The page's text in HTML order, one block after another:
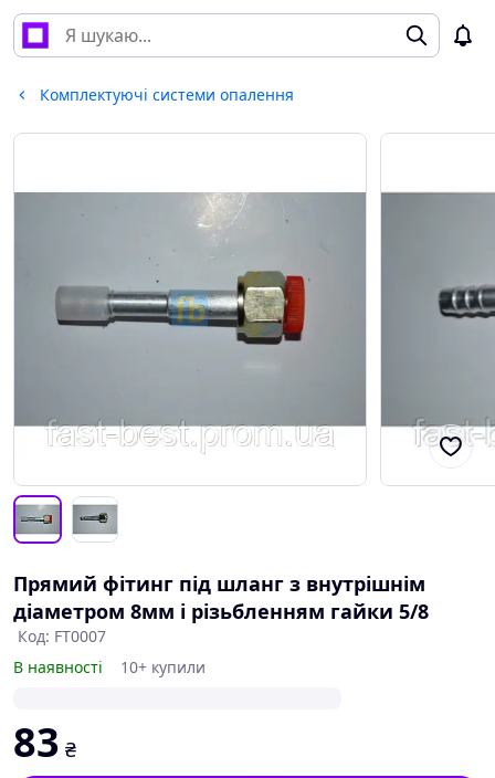
Комплектуючі системи опалення
Прямий фітинг під шланг з внутрішнім
діаметром 8мм і різьбленням гайки 5/8
Код: FT0007
В наявності
10+ купили
83 ₴